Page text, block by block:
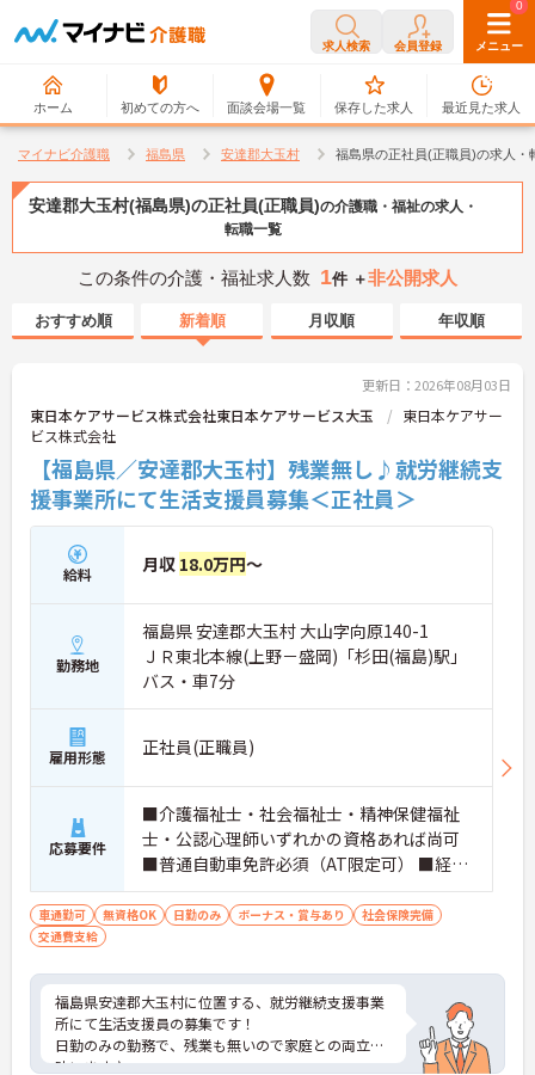
求人検索 会員登録 メニュー
ホーム 初めての方へ 面談会場一覧
0
保存した求人
0
最近見た求人
マイナビ介護職 福島県 安達郡大玉村 福島県の正社員(正職員)の求人・
安達郡大玉村(福島県)の正社員(正職員)の介護職・福祉の求人・
転職一覧
この条件の介護・福祉求人数 1件 ＋非公開求人
おすすめ順 新着順 月収順 年収順
更新日：2026年08月03日
東日本ケアサービス株式会社東日本ケアサービス大玉
東日本ケアサー
ビス株式会社
【福島県／安達郡大玉村】残業無し♪就労継続支
援事業所にて生活支援員募集＜正社員＞
給料 月収 18.0万円～
勤務地
福島県 安達郡大玉村 大山字向原140-1
ＪＲ東北本線(上野－盛岡)「杉田(福島)駅」
バス・車7分
雇用形態 正社員(正職員)
応募要件
■介護福祉士・社会福祉士・精神保健福祉
士・公認心理師いずれかの資格あれば尚可
■普通自動車免許必須（AT限定可） ■経験
不問 ■無資格OK
車通勤可 無資格OK 日勤のみ ボーナス・賞与あり
社会保険完備
交通費支給
福島県安達郡大玉村に位置する、就労継続支援事業
所にて生活支援員の募集です！
日勤のみの勤務で、残業も無いので家庭との両立が
叶います♪